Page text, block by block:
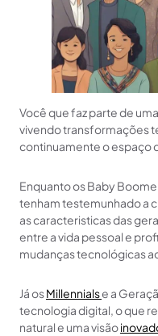
Você que faz parte de
vivendo transformações
continuamente o espaço
Enquanto os Baby
tenham testemunhado a
as caracteristicas das
entre a vida pessoal e
mudanças tecnológicas
Já osMillennialse a
tecnologia digital, o que
natural e uma visão